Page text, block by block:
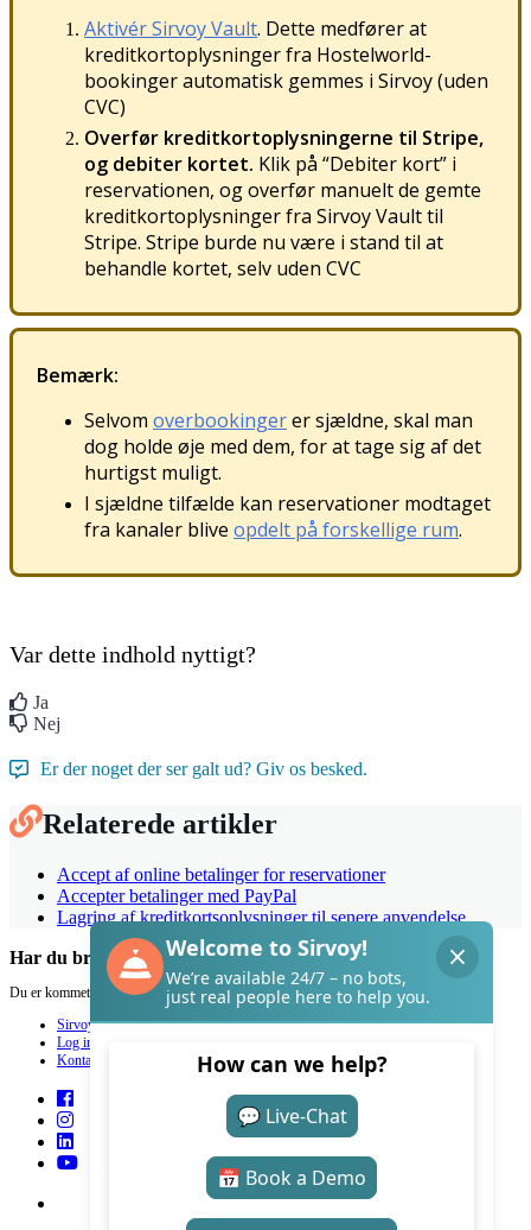
AktivérSirvoyVault. Dette medførerat
kreditkortoplysningerfra Hostelworld-
bookingerautomatisk gemmes i Sirvoy(uden
CVC)
Overfør kreditkortoplysningerne til Stripe,
og debiter kortet. Klik på “Debiter kort” i
reservationen, ogoverfør manueltde gemte
kreditkortoplysningerfra SirvoyVaulttil
Stripe. Stripe burde nu være i stand til at
behandle kortet, selv uden CVC
Bemærk:
Selvom overbookingerersjældne, skal man
dog holde øje med dem, forattage sigafdet
hurtigst muligt.
I sjældne tilfælde kan reservationer modtaget
fra kanaler blive opdelt på forskellige rum.
Var dette indhold nyttigt?
Ja
Nej
Er der noget der ser galt ud? Giv os besked.
Relaterede artikler
Accept af online betalinger for reservationer
Accepter betalinger med PayPal
Lagring af kreditkortsoplysninger til senere anvendelse
Har du brug for hjælp med Sirvoy?
Du er kommet til det helt rette sted.
Sirvoy
Log ind
Kontakt